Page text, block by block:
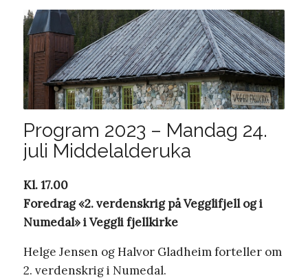
Program 2023 – Mandag 24.
juli Middelalderuka
Kl. 17.00
Foredrag «2. verdenskrig på Vegglifjell og i
Numedal» i Veggli fjellkirke
Helge Jensen og Halvor Gladheim forteller om
2. verdenskrig i Numedal.